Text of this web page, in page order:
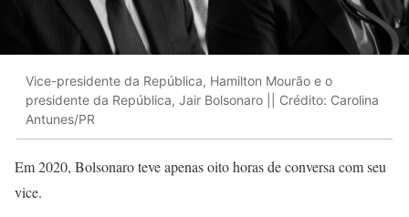
Vice-presidente da República, Hamilton Mourão e o
presidente da República, Jair Bolsonaro || Crédito: Carolina
Antunes/PR
Em 2020, Bolsonaro teve apenas oito horas de conversa com seu
vice.